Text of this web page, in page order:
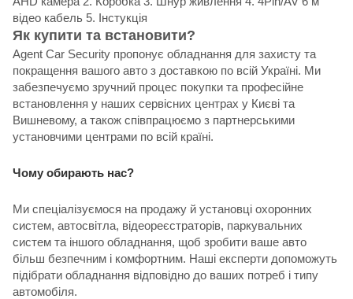
відео кабель 5. Інстукція
Як купити та встановити?
Agent Car Security пропонує обладнання для захисту та
покращення вашого авто з доставкою по всій Україні. Ми
забезпечуємо зручний процес покупки та професійне
встановлення у наших сервісних центрах у Києві та
Вишневому, а також співпрацюємо з партнерськими
установчими центрами по всій країні.
Чому обирають нас?
Ми спеціалізуємося на продажу й установці охоронних
систем, автосвітла, відеореєстраторів, паркувальних
систем та іншого обладнання, щоб зробити ваше авто
більш безпечним і комфортним. Наші експерти допоможуть
підібрати обладнання відповідно до ваших потреб і типу
автомобіля.